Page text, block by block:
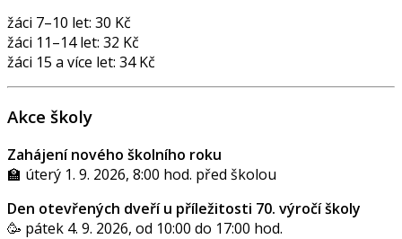
žáci 7–10 let: 30 Kč
žáci 11–14 let: 32 Kč
žáci 15 a více let: 34 Kč
Akce školy
Zahájení nového školního roku
🏫 úterý 1. 9. 2026, 8:00 hod. před školou
Den otevřených dveří u příležitosti 70. výročí školy
🥳 pátek 4. 9. 2026, od 10:00 do 17:00 hod.